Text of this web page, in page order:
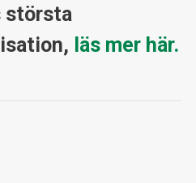
största
läs mer här.